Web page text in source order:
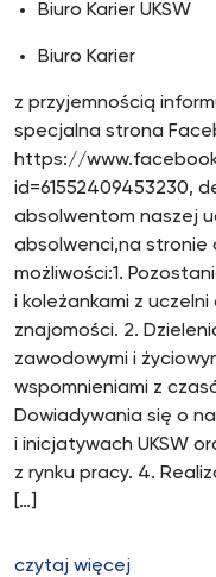
Biuro Karier UKSW
Biuro Karier
z przyjemnością
specjalna strona
https://
id=61552409453230,
absolwentom naszej
absolwenci,na stronie
możliwości:1.
i koleżankami z
znajomości. 2.
zawodowymi i
wspomnieniami z
Dowiadywania się o
i inicjatywach UKSW
z rynku pracy. 4.
[…]
czytaj więcej